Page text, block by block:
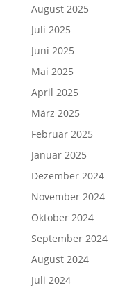
August 2025
Juli 2025
Juni 2025
Mai 2025
April 2025
März 2025
Februar 2025
Januar 2025
Dezember 2024
November 2024
Oktober 2024
September 2024
August 2024
Juli 2024